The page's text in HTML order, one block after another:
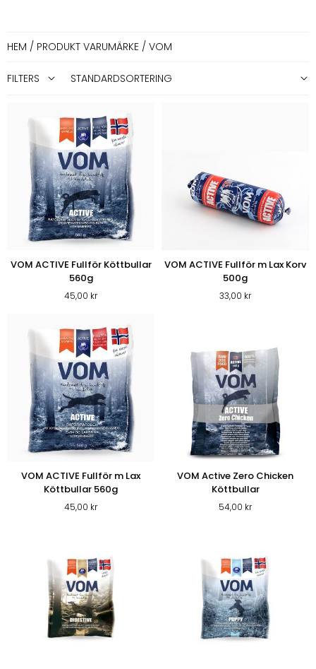
HEM / PRODUKT VARUMÄRKE / VOM
FILTERS
VOM ACTIVE Fullför Köttbullar
560g
45,00 kr
VOM ACTIVE Fullför m Lax Korv
500g
33,00 kr
VOM ACTIVE Fullför m Lax
Köttbullar 560g
45,00 kr
VOM Active Zero Chicken
Köttbullar
54,00 kr